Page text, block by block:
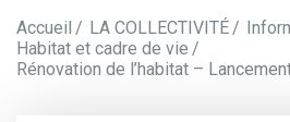
Accueil LA COLLECTIVITÉ
Habitat et cadre de vie
Rénovation de l’habitat –